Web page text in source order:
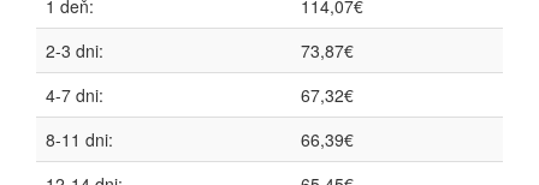
1 deň:
114,07€
2-3 dni:
73,87€
4-7 dni:
67,32€
8-11 dni:
66,39€